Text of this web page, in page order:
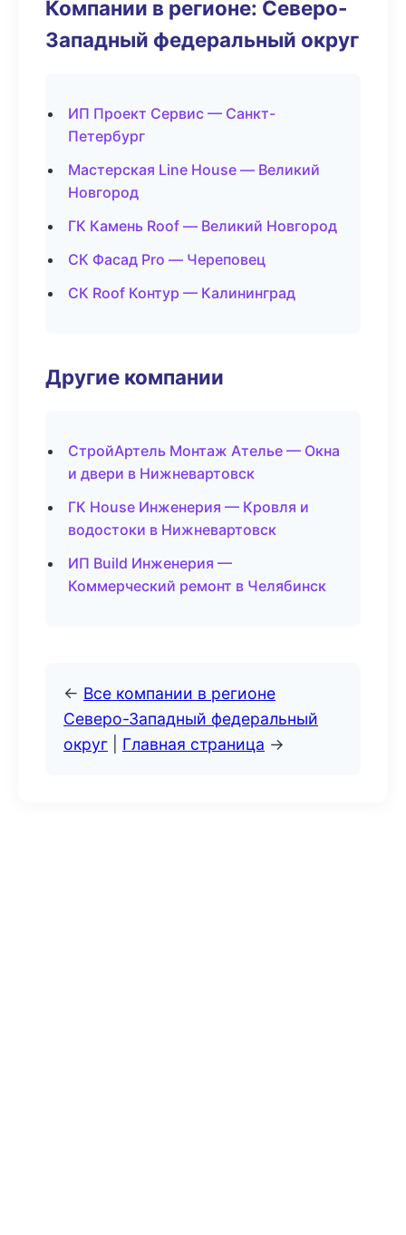
Компании в регионе: Северо-
Западный федеральный округ
ИП Проект Сервис — Санкт-
Петербург
Мастерская Line House — Великий
Новгород
ГК Камень Roof — Великий Новгород
СК Фасад Pro — Череповец
СК Roof Контур — Калининград
Другие компании
СтройАртель Монтаж Ателье — Окна
и двери в Нижневартовск
ГК House Инженерия — Кровля и
водостоки в Нижневартовск
ИП Build Инженерия —
Коммерческий ремонт в Челябинск
← Все компании в регионе
Северо-Западный федеральный
округ
Главная страница →